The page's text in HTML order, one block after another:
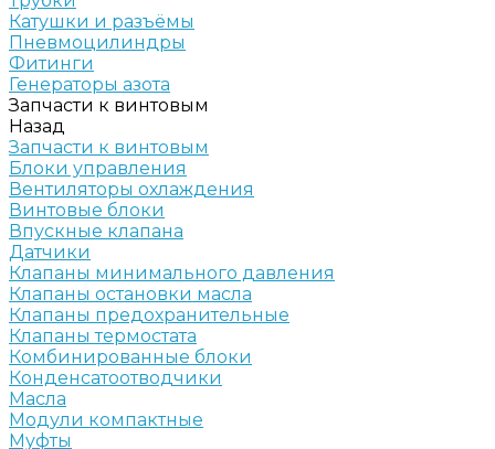
Катушки и разъёмы
Пневмоцилиндры
Фитинги
Генераторы азота
Запчасти к винтовым
Назад
Запчасти к винтовым
Блоки управления
Вентиляторы охлаждения
Винтовые блоки
Впускные клапана
Датчики
Клапаны минимального давления
Клапаны остановки масла
Клапаны предохранительные
Клапаны термостата
Комбинированные блоки
Конденсатоотводчики
Масла
Модули компактные
Муфты